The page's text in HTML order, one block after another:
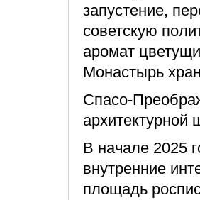
запустение,
советскую
аромат
Монастырь
Спасо-
архитектурной
В начале 2025
внутренние
площадь